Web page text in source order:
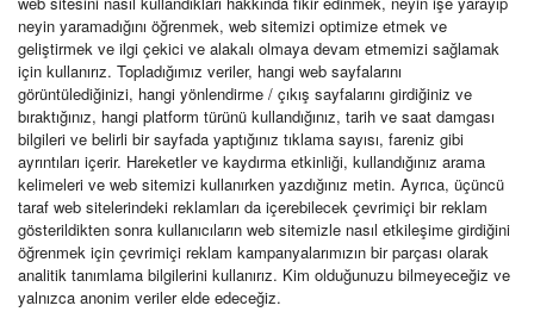
neyin yaramadığını öğrenmek, web sitemizi optimize etmek ve
geliştirmek ve ilgi çekici ve alakalı olmaya devam etmemizi sağlamak
için kullanırız. Topladığımız veriler, hangi web sayfalarını
görüntülediğinizi, hangi yönlendirme / çıkış sayfalarını girdiğiniz ve
bıraktığınız, hangi platform türünü kullandığınız, tarih ve saat damgası
bilgileri ve belirli bir sayfada yaptığınız tıklama sayısı, fareniz gibi
ayrıntıları içerir. Hareketler ve kaydırma etkinliği, kullandığınız arama
kelimeleri ve web sitemizi kullanırken yazdığınız metin. Ayrıca, üçüncü
taraf web sitelerindeki reklamları da içerebilecek çevrimiçi bir reklam
gösterildikten sonra kullanıcıların web sitemizle nasıl etkileşime girdiğini
öğrenmek için çevrimiçi reklam kampanyalarımızın bir parçası olarak
analitik tanımlama bilgilerini kullanırız. Kim olduğunuzu bilmeyeceğiz ve
yalnızca anonim veriler elde edeceğiz.